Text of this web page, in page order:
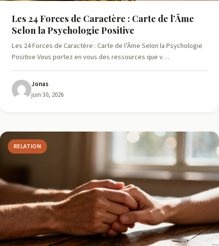
Les 24 Forces de Caractère : Carte de l’Âme
Selon la Psychologie Positive
Les 24 Forces de Caractère : Carte de l’Âme Selon la Psychologie
Positive Vous portez en vous des ressources que v…
Jonas
juin 30, 2026
RELATION